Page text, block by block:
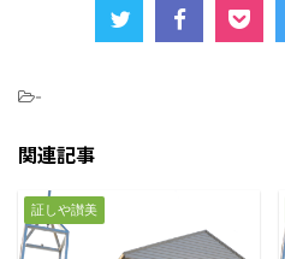
-
関連記事
証しや讃美